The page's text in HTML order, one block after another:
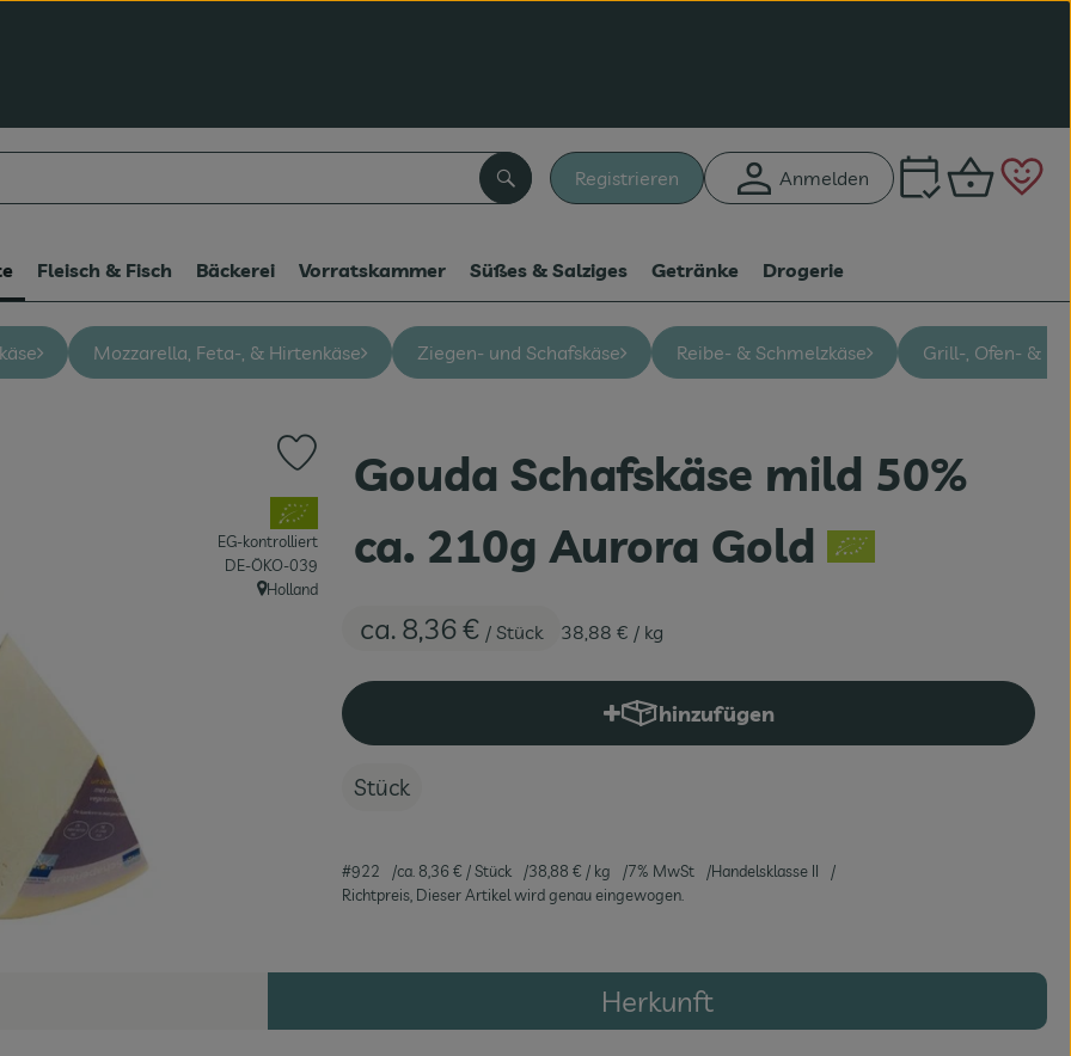
Registrieren Anmelden
Suchen
Fleisch & Fisch Bäckerei Vorratskammer Süßes & Salziges Getränke Drogerie
Mozzarella, Feta-, & Hirtenkäse Ziegen- und Schafskäse Reibe- & Schmelzkäse Grill-, Ofen- &
Gouda Schafskäse mild 50%
ca. 210g Aurora Gold
ca. 8,36 € / Stück 38,88 € / kg
Produkt zu Favouriten hinzufügen
, Verband:
EG-kontrolliert
, Kontrollstelle:
DE-ÖKO-039
, Herkunft:
Holland
hinzufügen
Produkt zum Warenkorb hinzufügen
Stück
#922 ca. 8,36 € / Stück 38,88 € / kg 7% MwSt
Handelsklasse II
Richtpreis, Dieser Artikel wird genau eingewogen.
Herkunft